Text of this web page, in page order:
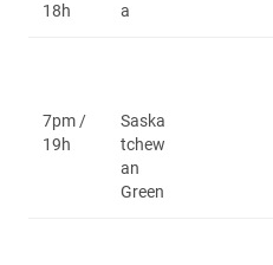
18h
a
7pm /
19h
Saska
tchew
an
Green